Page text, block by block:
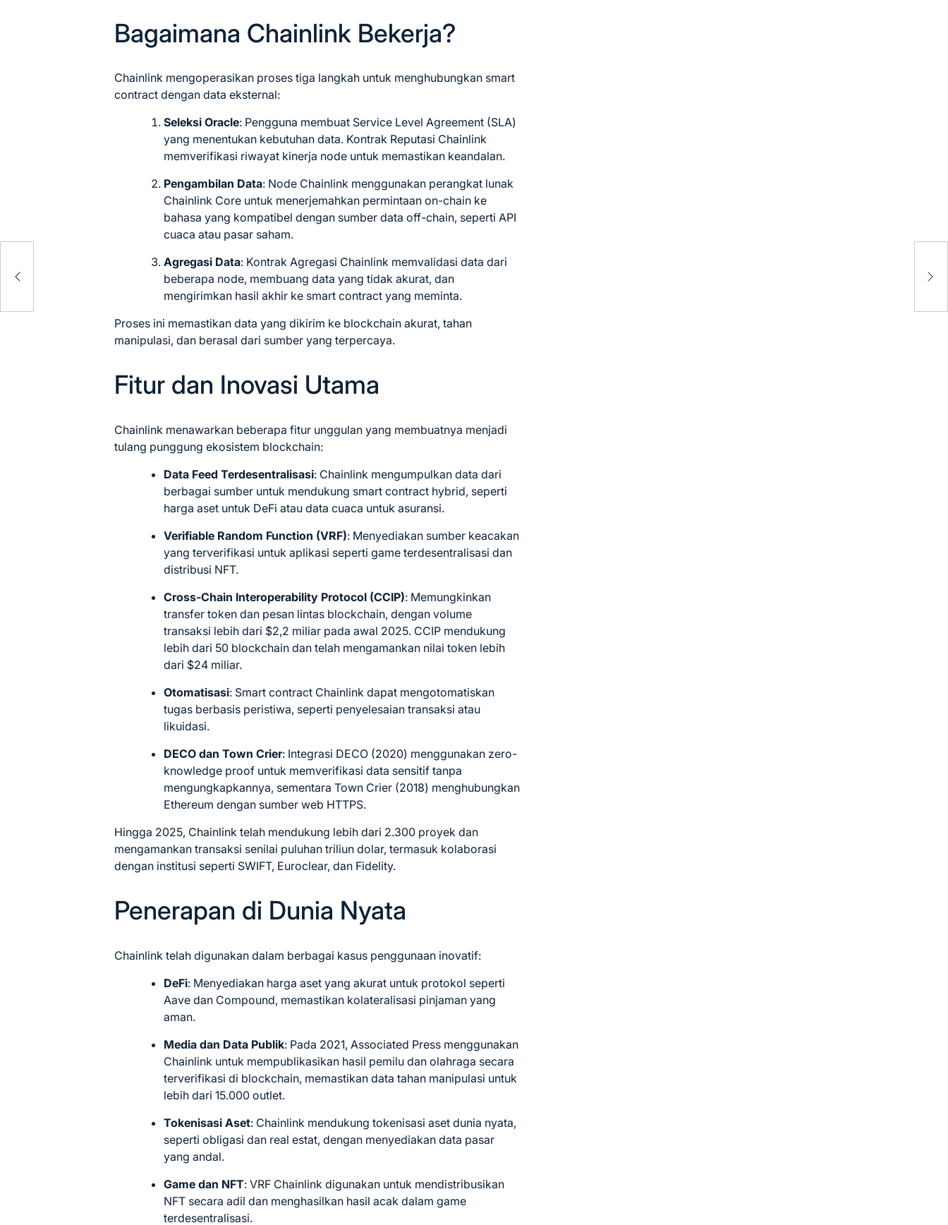
Bagaimana Chainlink Bekerja?
Chainlink mengoperasikan proses tiga langkah untuk menghubungkan smart
contract dengan data eksternal:
Seleksi Oracle: Pengguna membuat Service Level Agreement (SLA)
yang menentukan kebutuhan data. Kontrak Reputasi Chainlink
memverifikasi riwayat kinerja node untuk memastikan keandalan.
Pengambilan Data: Node Chainlink menggunakan perangkat lunak
Chainlink Core untuk menerjemahkan permintaan on-chain ke
bahasa yang kompatibel dengan sumber data off-chain, seperti API
cuaca atau pasar saham.
Agregasi Data: Kontrak Agregasi Chainlink memvalidasi data dari
beberapa node, membuang data yang tidak akurat, dan
mengirimkan hasil akhir ke smart contract yang meminta.
Proses ini memastikan data yang dikirim ke blockchain akurat, tahan
manipulasi, dan berasal dari sumber yang terpercaya.
Fitur dan Inovasi Utama
Chainlink menawarkan beberapa fitur unggulan yang membuatnya menjadi
tulang punggung ekosistem blockchain:
Data Feed Terdesentralisasi: Chainlink mengumpulkan data dari
berbagai sumber untuk mendukung smart contract hybrid, seperti
harga aset untuk DeFi atau data cuaca untuk asuransi.
Verifiable Random Function (VRF): Menyediakan sumber keacakan
yang terverifikasi untuk aplikasi seperti game terdesentralisasi dan
distribusi NFT.
Cross-Chain Interoperability Protocol (CCIP): Memungkinkan
transfer token dan pesan lintas blockchain, dengan volume
transaksi lebih dari $2,2 miliar pada awal 2025. CCIP mendukung
lebih dari 50 blockchain dan telah mengamankan nilai token lebih
dari $24 miliar.
Otomatisasi: Smart contract Chainlink dapat mengotomatiskan
tugas berbasis peristiwa, seperti penyelesaian transaksi atau
likuidasi.
DECO dan Town Crier: Integrasi DECO (2020) menggunakan zero-
knowledge proof untuk memverifikasi data sensitif tanpa
mengungkapkannya, sementara Town Crier (2018) menghubungkan
Ethereum dengan sumber web HTTPS.
Hingga 2025, Chainlink telah mendukung lebih dari 2.300 proyek dan
mengamankan transaksi senilai puluhan triliun dolar, termasuk kolaborasi
dengan institusi seperti SWIFT, Euroclear, dan Fidelity.
Penerapan di Dunia Nyata
Chainlink telah digunakan dalam berbagai kasus penggunaan inovatif:
DeFi: Menyediakan harga aset yang akurat untuk protokol seperti
Aave dan Compound, memastikan kolateralisasi pinjaman yang
aman.
Media dan Data Publik: Pada 2021, Associated Press menggunakan
Chainlink untuk mempublikasikan hasil pemilu dan olahraga secara
terverifikasi di blockchain, memastikan data tahan manipulasi untuk
lebih dari 15.000 outlet.
Tokenisasi Aset: Chainlink mendukung tokenisasi aset dunia nyata,
seperti obligasi dan real estat, dengan menyediakan data pasar
yang andal.
Game dan NFT: VRF Chainlink digunakan untuk mendistribusikan
NFT secara adil dan menghasilkan hasil acak dalam game
terdesentralisasi.